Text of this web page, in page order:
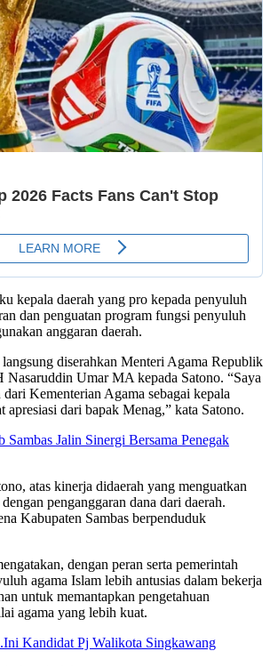
kepala daerah yang pro kepada penyuluh
dan penguatan program fungsi penyuluh
anggaran daerah.
langsung diserahkan Menteri Agama Republik
Umar MA kepada Satono. “Saya
Kementerian Agama sebagai kepala
apresiasi dari bapak Menag,” kata Satono.
Sambas Jalin Sinergi Bersama Penegak
atas kinerja didaerah yang menguatkan
penganggaran dana dari daerah.
Kabupaten Sambas berpenduduk
dengan peran serta pemerintah
agama Islam lebih antusias dalam bekerja
untuk memantapkan pengetahuan
agama yang lebih kuat.
Kandidat Pj Walikota Singkawang